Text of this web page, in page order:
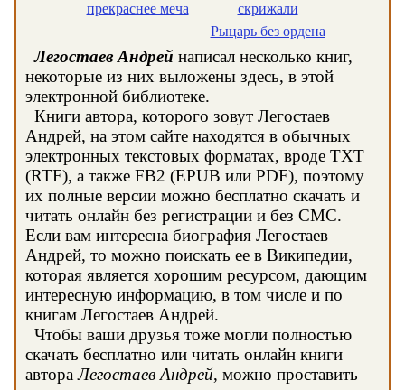
прекраснее меча
скрижали
Рыцарь без ордена
Легостаев Андрей написал несколько книг,
некоторые из них выложены здесь, в этой
электронной библиотеке.
Книги автора, которого зовут Легостаев
Андрей, на этом сайте находятся в обычных
электронных текстовых форматах, вроде TXT
(RTF), а также FB2 (EPUB или PDF), поэтому
их полные версии можно бесплатно скачать и
читать онлайн без регистрации и без СМС.
Если вам интересна биография Легостаев
Андрей, то можно поискать ее в Википедии,
которая является хорошим ресурсом, дающим
интересную информацию, в том числе и по
книгам Легостаев Андрей.
Чтобы ваши друзья тоже могли полностью
скачать бесплатно или читать онлайн книги
автораЛегостаев Андрей, можно проставить